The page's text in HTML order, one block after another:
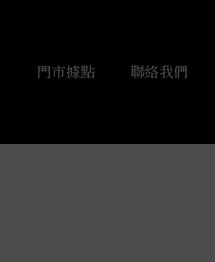
門市據點 聯絡我們